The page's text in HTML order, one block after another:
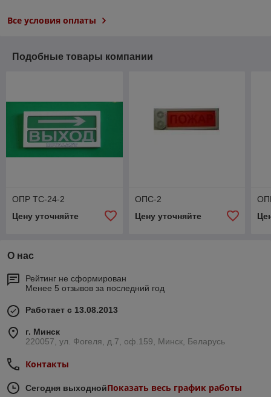
Все условия оплаты
Подобные товары компании
ОПР ТС-24-2
Цену уточняйте
ОПС-2
Цену уточняйте
О нас
Рейтинг не сформирован
Менее 5 отзывов за последний год
Работает с 13.08.2013
г. Минск
220057, ул. Фогеля, д.7, оф.159, Минск, Беларусь
Контакты
Сегодня выходнойПоказать весь график работы